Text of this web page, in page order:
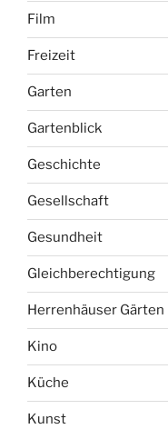
Film
Freizeit
Garten
Gartenblick
Geschichte
Gesellschaft
Gesundheit
Gleichberechtigung
Herrenhäuser Gärten
Kino
Küche
Kunst